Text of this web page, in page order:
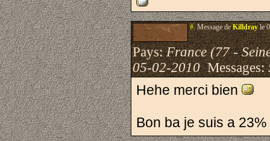
#.Message deKilldrayle
Pays:France (77 -
05-02-2010Messages:
Hehe merci bien
Bon ba je suis a